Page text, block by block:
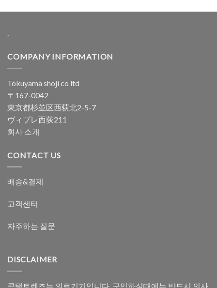
.
COMPANY INFORMATION
Tokuyama shoji co ltd
〒167-0042
東京都杉並区西荻北2-5-7
ヴィブレ西荻211
회사 소개
CONTACT US
배송&결제
고객센터
자주하는 질문
DISCLAIMER
콘택트렌즈는 의료기기입니다. 구입하실때에는 반드시 의사